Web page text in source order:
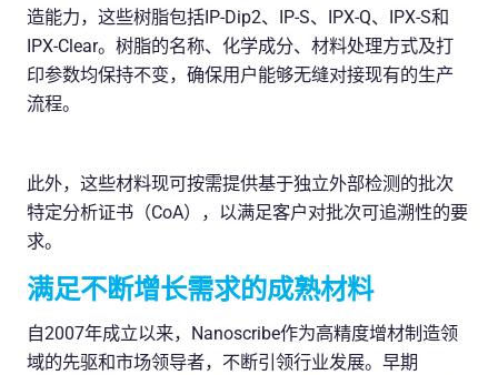
造能力，这些树脂包括IP-Dip2、IP-S、IPX-Q、IPX-S和
IPX-Clear。树脂的名称、化学成分、材料处理方式及打
印参数均保持不变，确保用户能够无缝对接现有的生产
流程。
此外，这些材料现可按需提供基于独立外部检测的批次
特定分析证书（CoA），以满足客户对批次可追溯性的要
求。
满足不断增长需求的成熟材料
自2007年成立以来，Nanoscribe作为高精度增材制造领
域的先驱和市场领导者，不断引领行业发展。早期